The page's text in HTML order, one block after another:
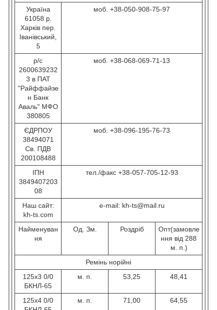
Україна
61058 р.
Харків пер.
Іванівський,
5
моб. +38-050-908-75-97
р/с
2600639232
3 в ПАТ
"Райффайзе
н Банк
Аваль" МФО
380805
моб. +38-068-069-71-13
ЄДРПОУ
38494071
Св. ПДВ
200108488
моб. +38-096-195-76-73
ІПН
3849407203
08
тел./факс +38-057-705-12-93
Наш сайт:
kh-ts.com
e-mail: kh-ts@mail.ru
Найменуван
ня
Од. Зм. Роздріб
Опт(замовле
ння від 288
м. п.)
Ремінь норійні
125х3 0/0
БКНЛ-65
м. п. 53,25 48,41
125х4 0/0
м. п. 71,00 64,55